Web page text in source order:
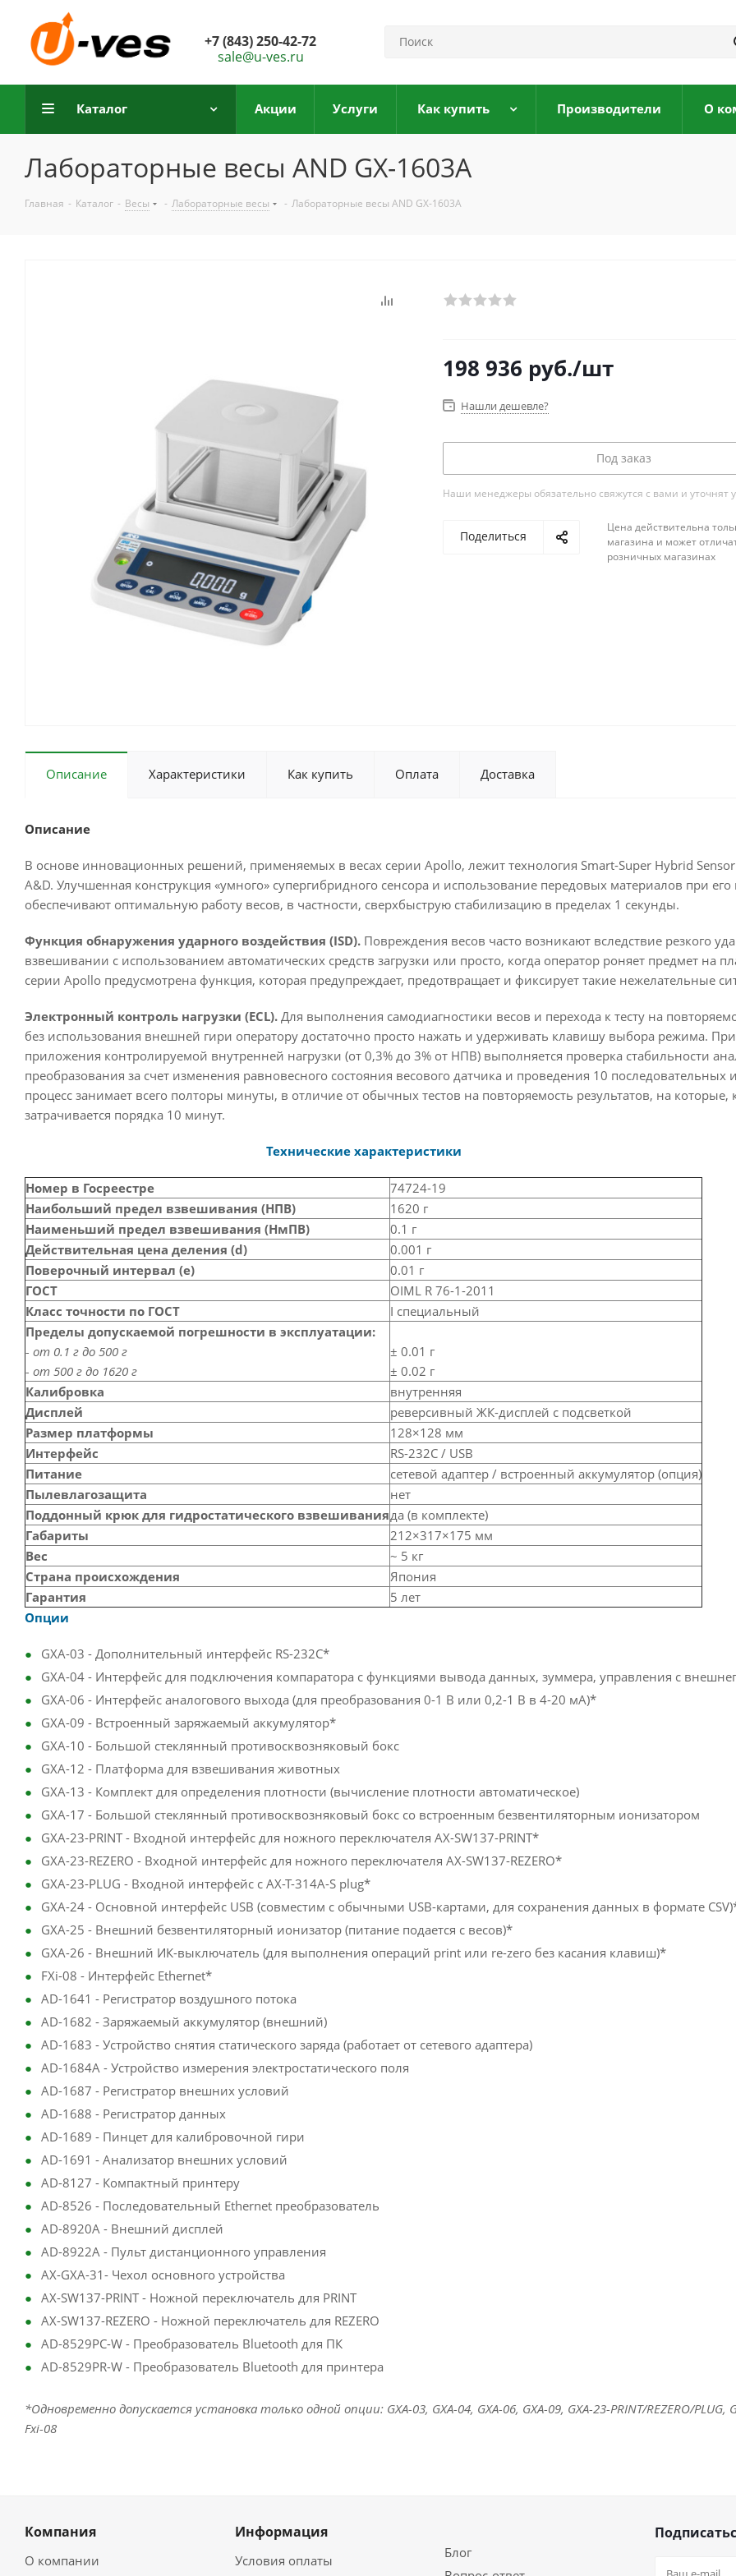
+7 (843) 250-42-72
sale@u-ves.ru
Каталог Акции Услуги Как купить Производители О
Лабораторные весы AND GX-1603A
Главная - Каталог - Весы - Лабораторные весы - Лабораторные весы AND GX-1603A
198 936 руб./шт
Нашли дешевле?
Под заказ
Наши менеджеры обязательно свяжутся с вами и уточнят
Поделиться
Цена действительна
магазина и может
розничных магазинах
Описание Характеристики Как купить Оплата Доставка
Описание
В основе инновационных решений, применяемых в весах серии Apollo, лежит технология Smart-Super Hybrid Sensor
A&D. Улучшенная конструкция «умного» супергибридного сенсора и использование передовых материалов при его
обеспечивают оптимальную работу весов, в частности, сверхбыструю стабилизацию в пределах 1 секунды.
Функция обнаружения ударного воздействия (ISD). Повреждения весов часто возникают вследствие резкого
взвешивании с использованием автоматических средств загрузки или просто, когда оператор роняет предмет на
серии Apollo предусмотрена функция, которая предупреждает, предотвращает и фиксирует такие нежелательные
Электронный контроль нагрузки (ECL). Для выполнения самодиагностики весов и перехода к тесту на
без использования внешней гири оператору достаточно просто нажать и удерживать клавишу выбора режима.
приложения контролируемой внутренней нагрузки (от 0,3% до 3% от НПВ) выполняется проверка стабильности
преобразования за счет изменения равновесного состояния весового датчика и проведения 10 последовательных
процесс занимает всего полторы минуты, в отличие от обычных тестов на повторяемость результатов, на которые,
затрачивается порядка 10 минут.
Технические характеристики
Номер в Госреестре
74724-19
Наибольший предел взвешивания (НПВ)
1620 г
Наименьший предел взвешивания (НмПВ)
0.1 г
Действительная цена деления (d)
0.001 г
Поверочный интервал (е)
0.01 г
ГОСТ
OIML R 76-1-2011
Класс точности по ГОСТ
I специальный
Пределы допускаемой погрешности в эксплуатации:
- от 0.1 г до 500 г
- от 500 г до 1620 г
± 0.01 г
± 0.02 г
Калибровка
внутренняя
Дисплей
реверсивный ЖК-дисплей с подсветкой
Размер платформы
128×128 мм
Интерфейс
RS-232C / USB
Питание
сетевой адаптер / встроенный аккумулятор (опция)
Пылевлагозащита
нет
Поддонный крюк для гидростатического взвешиванияда (в комплекте)
Габариты
212×317×175 мм
Вес
~ 5 кг
Страна происхождения
Япония
Гарантия
5 лет
Опции
GXA-03 - Дополнительный интерфейс RS-232C*
GXA-04 - Интерфейс для подключения компаратора c функциями вывода данных, зуммера, управления с
GXA-06 - Интерфейс аналогового выхода (для преобразования 0-1 В или 0,2-1 В в 4-20 мА)*
GXA-09 - Встроенный заряжаемый аккумулятор*
GXA-10 - Большой стеклянный противосквозняковый бокс
GXA-12 - Платформа для взвешивания животных
GXA-13 - Комплект для определения плотности (вычисление плотности автоматическое)
GXA-17 - Большой стеклянный противосквозняковый бокс со встроенным безвентиляторным ионизатором
GXA-23-PRINT - Входной интерфейс для ножного переключателя AX-SW137-PRINT*
GXA-23-REZERO - Входной интерфейс для ножного переключателя AX-SW137-REZERO*
GXA-23-PLUG - Входной интерфейс с AX-T-314A-S plug*
GXA-24 - Основной интерфейс USB (совместим с обычными USB-картами, для сохранения данных в формате
GXA-25 - Внешний безвентиляторный ионизатор (питание подается с весов)*
GXA-26 - Внешний ИК-выключатель (для выполнения операций print или re-zero без касания клавиш)*
FXi-08 - Интерфейс Ethernet*
AD-1641 - Регистратор воздушного потока
AD-1682 - Заряжаемый аккумулятор (внешний)
AD-1683 - Устройство снятия статического заряда (работает от сетевого адаптера)
AD-1684A - Устройство измерения электростатического поля
AD-1687 - Регистратор внешних условий
AD-1688 - Регистратор данных
AD-1689 - Пинцет для калибровочной гири
AD-1691 - Анализатор внешних условий
AD-8127 - Компактный принтеру
AD-8526 - Последовательный Ethernet преобразователь
AD-8920A - Внешний дисплей
AD-8922A - Пульт дистанционного управления
AX-GXA-31- Чехол основного устройства
AX-SW137-PRINT - Ножной переключатель для PRINT
AX-SW137-REZERO - Ножной переключатель для REZERO
AD-8529PC-W - Преобразователь Bluetooth для ПК
AD-8529PR-W - Преобразователь Bluetooth для принтера
*Одновременно допускается установка только одной опции: GXA-03, GXA-04, GXA-06, GXA-09, GXA-23-PRINT/REZERO/PLUG,
Fxi-08
Компания
О компании
Информация
Условия оплаты
Блог